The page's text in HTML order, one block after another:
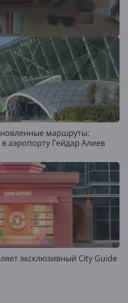
маршруты:
аэропорту Гейдар Алиев
эксклюзивный City Guide